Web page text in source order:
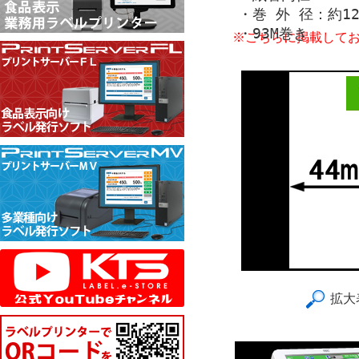
・巻 外 径：約
・93M巻き
※こちらに掲載して
拡大